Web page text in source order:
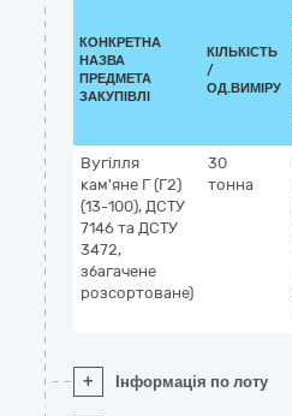
КОНКРЕТНА
НАЗВА
ПРЕДМЕТА
ЗАКУПІВЛІ
КІЛЬКІСТЬ
/
ОД.ВИМІРУ
Вугілля
кам'яне Г (Г2)
(13-100), ДСТУ
7146 та ДСТУ
3472,
збагачене
розсортоване)
30
тонна
+ Інформація по лоту